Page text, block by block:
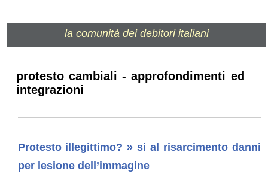
la comunità dei debitori italiani
protesto cambiali - approfondimenti ed
integrazioni
Protesto illegittimo? » si al risarcimento danni
per lesione dell’immagine